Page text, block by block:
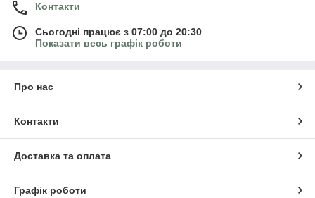
Контакти
Сьогодні працює з 07:00 до 20:30
Показати весь графік роботи
Про нас
Контакти
Доставка та оплата
Графік роботи